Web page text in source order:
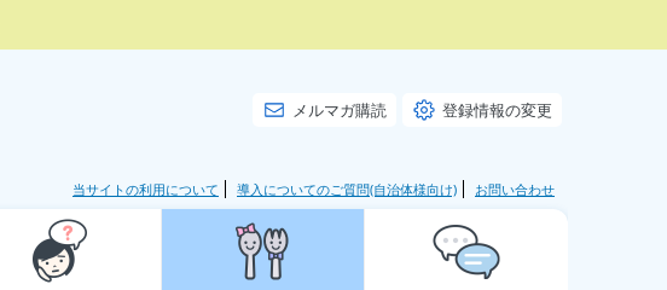
メルマガ購読 登録情報の変更
当サイトの利用について 導入についてのご質問(自治体様向け) お問い合わせ